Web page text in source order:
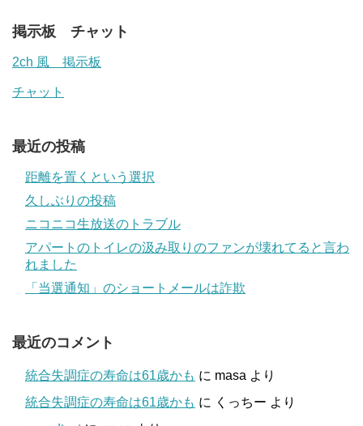
掲示板 チャット
2ch 風 掲示板
チャット
最近の投稿
距離を置くという選択
久しぶりの投稿
ニコニコ生放送のトラブル
アパートのトイレの汲み取りのファンが壊れてると言わ
れました
「当選通知」のショートメールは詐欺
最近のコメント
統合失調症の寿命は61歳かも に masa より
統合失調症の寿命は61歳かも に くっちー より